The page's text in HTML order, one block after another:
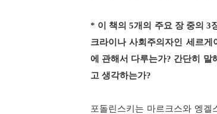
* 이 책의5개의 주요 장 중의 3
크라이나 사회주의자인 세르게
에 관해서 다루는가? 간단히 말
고 생각하는가?
포돌린스키는 마르크스와 엥